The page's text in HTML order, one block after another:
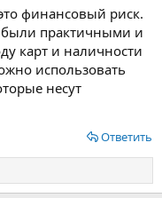
финансовый риск.
были практичными и
карт и наличности
использовать
несут
Ответить